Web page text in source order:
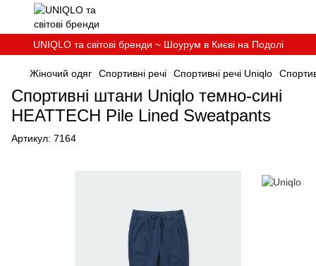
UNIQLO та світові бренди ~ Шоурум в Києві на Подолі
Жіночий одяг Спортивні речі Спортивні речі Uniqlo
Спортивні штани Uniqlo темно-синi
HEATTECH Pile Lined Sweatpants
Артикул: 7164